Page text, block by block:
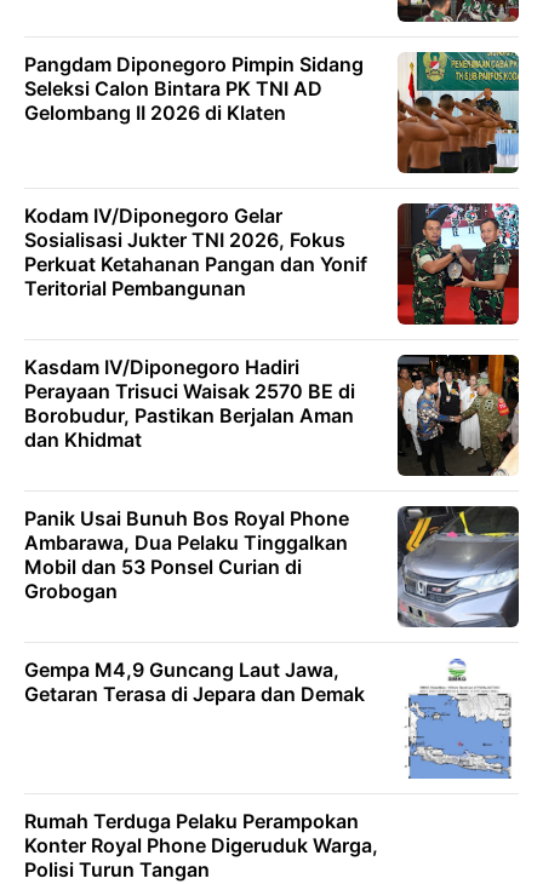
Pangdam Diponegoro Pimpin Sidang
Seleksi Calon Bintara PK TNI AD
Gelombang II 2026 di Klaten
Kodam IV/Diponegoro Gelar
Sosialisasi Jukter TNI 2026, Fokus
Perkuat Ketahanan Pangan dan Yonif
Teritorial Pembangunan
Kasdam IV/Diponegoro Hadiri
Perayaan Trisuci Waisak 2570 BE di
Borobudur, Pastikan Berjalan Aman
dan Khidmat
Panik Usai Bunuh Bos Royal Phone
Ambarawa, Dua Pelaku Tinggalkan
Mobil dan 53 Ponsel Curian di
Grobogan
Gempa M4,9 Guncang Laut Jawa,
Getaran Terasa di Jepara dan Demak
Rumah Terduga Pelaku Perampokan
Konter Royal Phone Digeruduk Warga,
Polisi Turun Tangan